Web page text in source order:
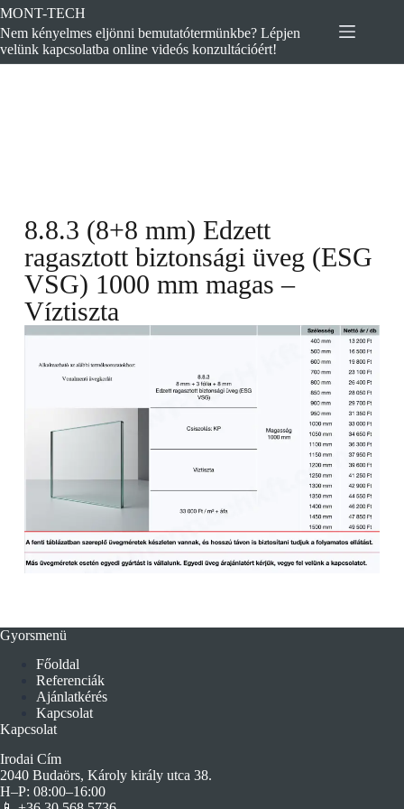
MONT-TECH
Nem kényelmes eljönni bemutatótermünkbe? Lépjen
velünk kapcsolatba online videós konzultációért!
8.8.3 (8+8 mm) Edzett
ragasztott biztonsági üveg (ESG
VSG) 1000 mm magas –
Víztiszta
Gyorsmenü
Főoldal
Referenciák
Ajánlatkérés
Kapcsolat
Kapcsolat
Irodai Cím
2040 Budaörs, Károly király utca 38.
H–P: 08:00–16:00